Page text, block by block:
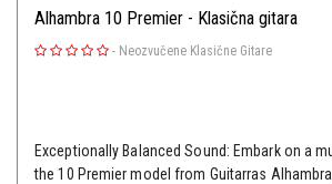
Alhambra 10 Premier - Klasična gitara
- Neozvučene Klasične Gitare
Exceptionally Balanced Sound: Embark on a
the 10 Premier model from Guitarras